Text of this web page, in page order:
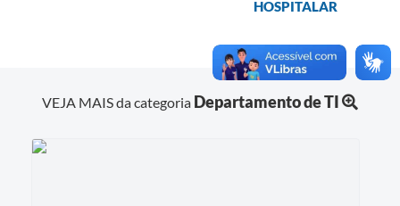
HOSPITALAR
VEJA MAIS da categoria Departamento de TI